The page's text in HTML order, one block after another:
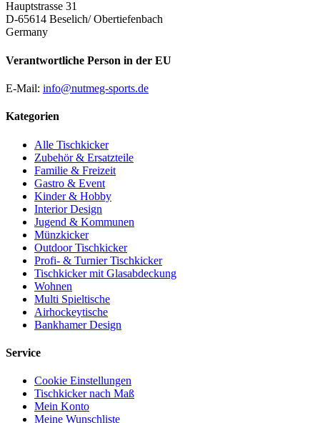
Hauptstrasse 31
D-65614 Beselich/ Obertiefenbach
Germany
Verantwortliche Person in der EU
E-Mail: info@nutmeg-sports.de
Kategorien
Alle Tischkicker
Zubehör & Ersatzteile
Familie & Freizeit
Gastro & Event
Kinder & Hobby
Interior Design
Jugend & Kommunen
Münzkicker
Outdoor Tischkicker
Profi- & Turnier Tischkicker
Tischkicker mit Glasabdeckung
Wohnen
Multi Spieltische
Airhockeytische
Bankhamer Design
Service
Cookie Einstellungen
Tischkicker nach Maß
Mein Konto
Meine Wunschliste